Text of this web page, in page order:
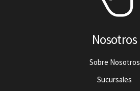
Nosotros
Sobre Nosotros
Sucursales